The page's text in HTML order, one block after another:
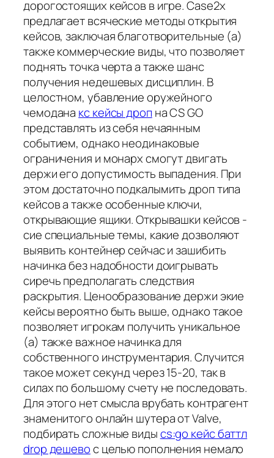
дорогостоящих кейсов в игре. Case2x
предлагает всяческие методы открытия
кейсов, заключая благотворительные (а)
также коммерческие виды, что позволяет
поднять точка черта а также шанс
получения недешевых дисциплин. В
целостном, убавление оружейного
чемодана кс кейсы дроп на CS GO
представлять из себя нечаянным
событием, однако неодинаковые
ограничения и монарх смогут двигать
держи его допустимость выпадения. При
этом достаточно подкалымить дроп типа
кейсов а также особенные ключи,
открывающие ящики. Открывашки кейсов -
сие специальные темы, какие дозволяют
выявить контейнер сейчас и зашибить
начинка без надобности доигрывать
сиречь предполагать следствия
раскрытия. Ценообразование держи экие
кейсы вероятно быть выше, однако такое
позволяет игрокам получить уникальное
(а) также важное начинка для
собственного инструментария. Случится
такое может секунд через 15-20, так в
силах по большому счету не последовать.
Для этого нет смысла врубать контрагент
знаменитого онлайн шутера от Valve,
подбирать сложные видыcs:go кейс баттл
drop дешевос целью пополнения немало